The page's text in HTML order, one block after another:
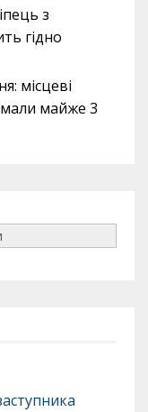
з
гідно
місцеві
майже 3